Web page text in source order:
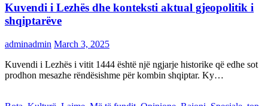
Kuvendi i Lezhës dhe konteksti aktual gjeopolitik i
shqiptarëve
adminadmin March 3, 2025
Kuvendi i Lezhës i vitit 1444 është një ngjarje historike që edhe sot
prodhon mesazhe rëndësishme për kombin shqiptar. Ky…